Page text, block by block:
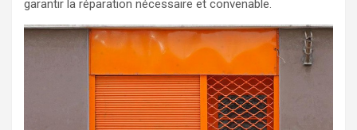
garantir la réparation nécessaire et convenable.